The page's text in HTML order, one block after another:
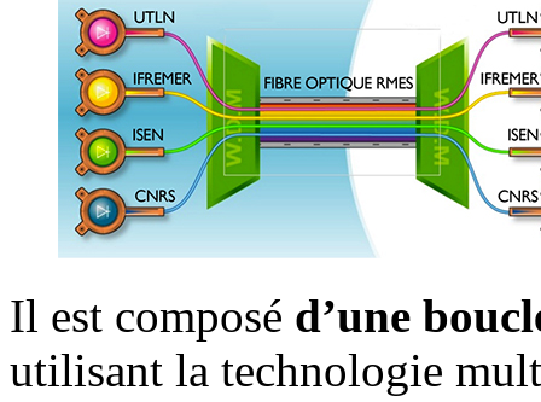
Il est composé d’une
utilisant la technologie